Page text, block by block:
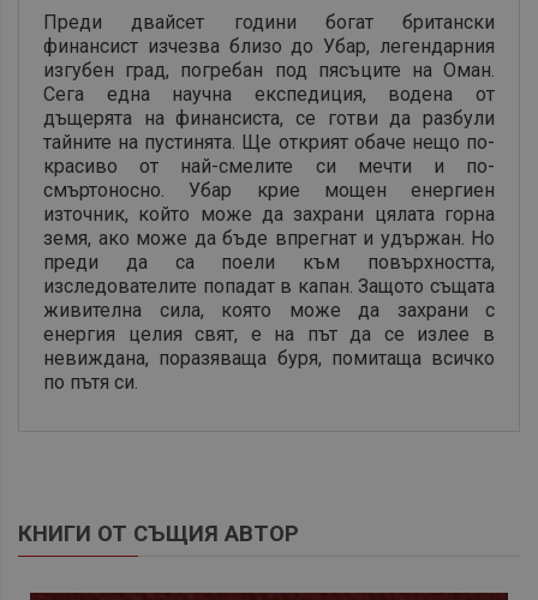
Преди двайсет години богат британски
финансист изчезва близо до Убар, легендарния
изгубен град, погребан под пясъците на Оман.
Сега една научна експедиция, водена от
дъщерята на финансиста, се готви да разбули
тайните на пустинята. Ще открият обаче нещо по-
красиво от най-смелите си мечти и по-
смъртоносно. Убар крие мощен енергиен
източник, който може да захрани цялата горна
земя, ако може да бъде впрегнат и удържан. Но
преди да са поели към повърхността,
изследователите попадат в капан. Защото същата
живителна сила, която може да захрани с
енергия целия свят, е на път да се излее в
невиждана, поразяваща буря, помитаща всичко
по пътя си.
КНИГИ ОТ СЪЩИЯ АВТОР